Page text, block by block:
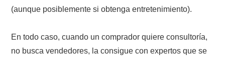
(aunque posiblemente si obtenga entretenimiento).
En todo caso, cuando un comprador quiere consultoría,
no busca vendedores, la consigue con expertos que se